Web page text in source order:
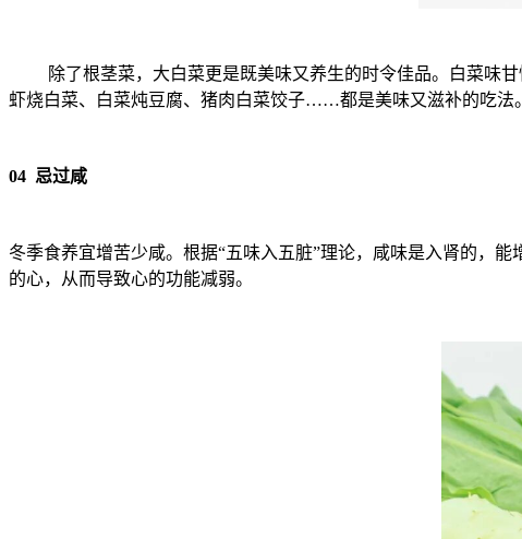
除了根茎菜，大白菜更是既美味又养生的时令佳品。白菜味
虾烧白菜、白菜炖豆腐、猪肉白菜饺子……都是美味又滋补的吃法。
04 忌过咸
冬季食养宜增苦少咸。根据“五味入五脏”理论，咸味是入肾的，
的心，从而导致心的功能减弱。